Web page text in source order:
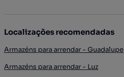
Localizações recomendadas
Armazéns para arrendar - Guadalupe
Armazéns para arrendar - Luz